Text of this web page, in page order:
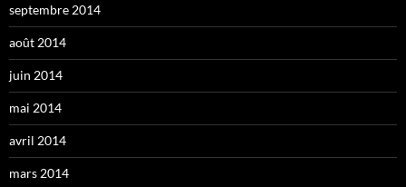
septembre 2014
août 2014
juin 2014
mai 2014
avril 2014
mars 2014